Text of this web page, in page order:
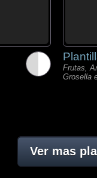
Frutas,
Grosella
Ver mas